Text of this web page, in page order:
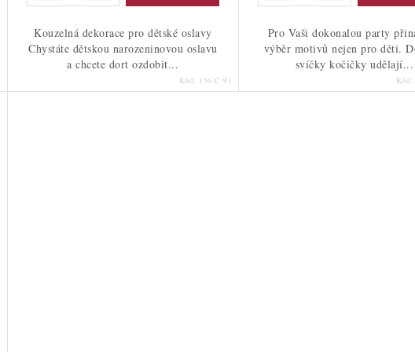
Kouzelná dekorace pro dětské oslavy
Chystáte dětskou narozeninovou oslavu
a chcete dort ozdobit...
Kód: 156-C-91
Pro Vaši dokonalou party
výběr motivů nejen pro děti.
svíčky kočičky udělají...
Kód: